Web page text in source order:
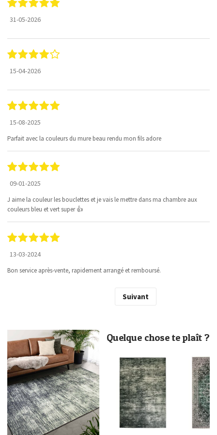
31-05-2026
15-04-2026
15-08-2025
Parfait avec la couleurs du mure beau rendu mon fils adore
09-01-2025
J aime la couleur les bouclettes et je vais le mettre dans ma chambre aux
couleurs bleu et vert super 👍
13-03-2024
Bon service après-vente, rapidement arrangé et remboursé.
Suivant
Quelque chose te plaît ?